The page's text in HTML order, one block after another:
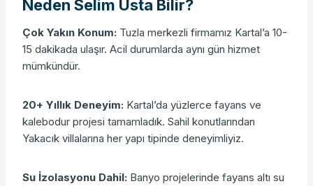
Neden Selim Usta Bilir?
Çok Yakın Konum: Tuzla merkezli firmamız Kartal’a 10-
15 dakikada ulaşır. Acil durumlarda aynı gün hizmet
mümkündür.
20+ Yıllık Deneyim: Kartal’da yüzlerce fayans ve
kalebodur projesi tamamladık. Sahil konutlarından
Yakacık villalarına her yapı tipinde deneyimliyiz.
Su İzolasyonu Dahil: Banyo projelerinde fayans altı su